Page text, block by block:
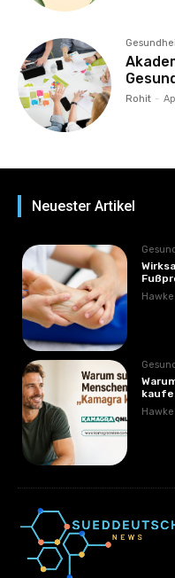
Rohit -
Neuester Artikel
Hawke
Hawke